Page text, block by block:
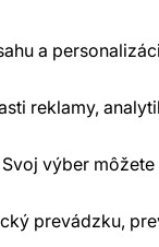
a
reklamy,
výber
prevádzku,
26776251, DIČ: